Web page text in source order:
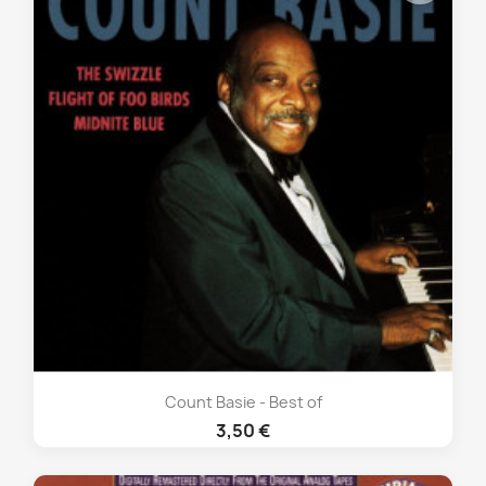
Count Basie - Best of
3,50 €